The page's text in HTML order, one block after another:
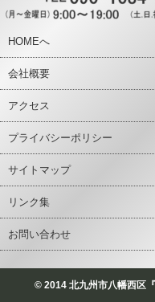
HOMEへ
会社概要
アクセス
プライバシーポリシー
サイトマップ
リンク集
お問い合わせ
© 2014 北九州市八幡西区